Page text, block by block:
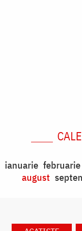
ianuarie februarie
august